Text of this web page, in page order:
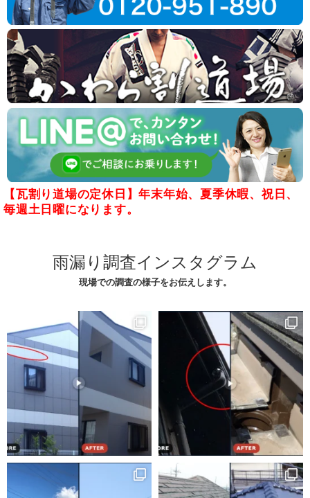
【瓦割り道場の定休日】年末年始、夏季休暇、祝日、
毎週土日曜になります。
雨漏り調査インスタグラム
現場での調査の様子をお伝えします。